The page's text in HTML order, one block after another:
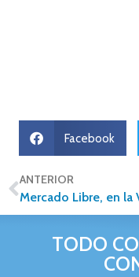
Facebook
ANTERIOR
TODO